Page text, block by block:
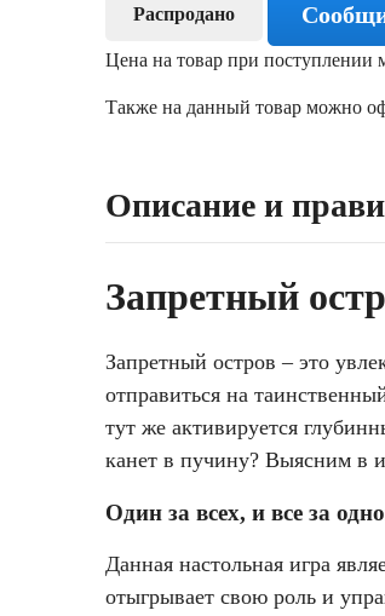
Распродано
Цена на товар при поступлении
Также на данный товар можно
Описание и
Запретный
Запретный остров – это
отправиться на
тут же активируется
канет в пучину? Выясним в
Один за всех, и все за
Данная настольная игра
отыгрывает свою роль и